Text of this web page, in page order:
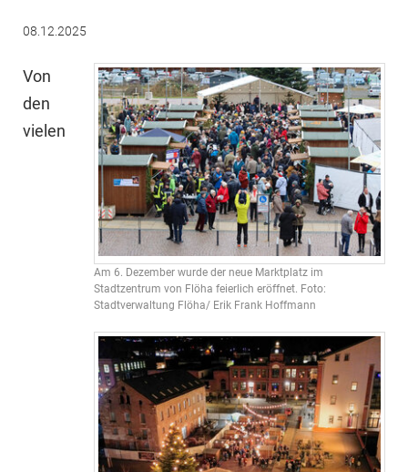
08.12.2025
Am 6. Dezember wurde der neue Marktplatz im
Stadtzentrum von Flöha feierlich eröffnet. Foto:
Stadtverwaltung Flöha/ Erik Frank Hoffmann
Von
den
vielen